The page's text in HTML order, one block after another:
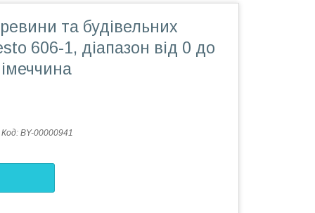
та будівельних
606-1, діапазон від 0 до
Код: BY-00000941